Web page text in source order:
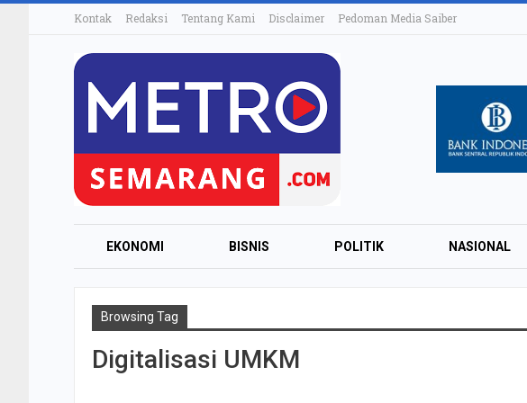
Kontak Redaksi Tentang Kami Disclaimer Pedoman Media Saiber
EKONOMI BISNIS POLITIK NASIONAL
Browsing Tag
Digitalisasi UMKM